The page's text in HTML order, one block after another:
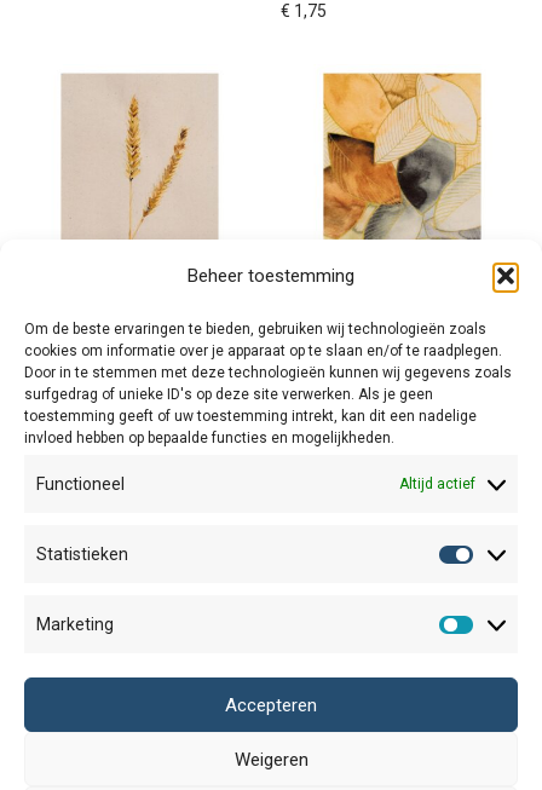
Beheer toestemming
Om de beste ervaringen te bieden, gebruiken wij technologieën zoals
cookies om informatie over je apparaat op te slaan en/of te raadplegen.
Door in te stemmen met deze technologieën kunnen wij gegevens zoals
surfgedrag of unieke ID's op deze site verwerken. Als je geen
toestemming geeft of uw toestemming intrekt, kan dit een nadelige
invloed hebben op bepaalde functies en mogelijkheden.
Functioneel Altijd actief
Statistieken
Marketing
Accepteren
Weigeren
€ 1,75
Van koren tot spelt
€1,75
Herfstblaadjes met
gouden randje
€3,25
Cookiebeleid